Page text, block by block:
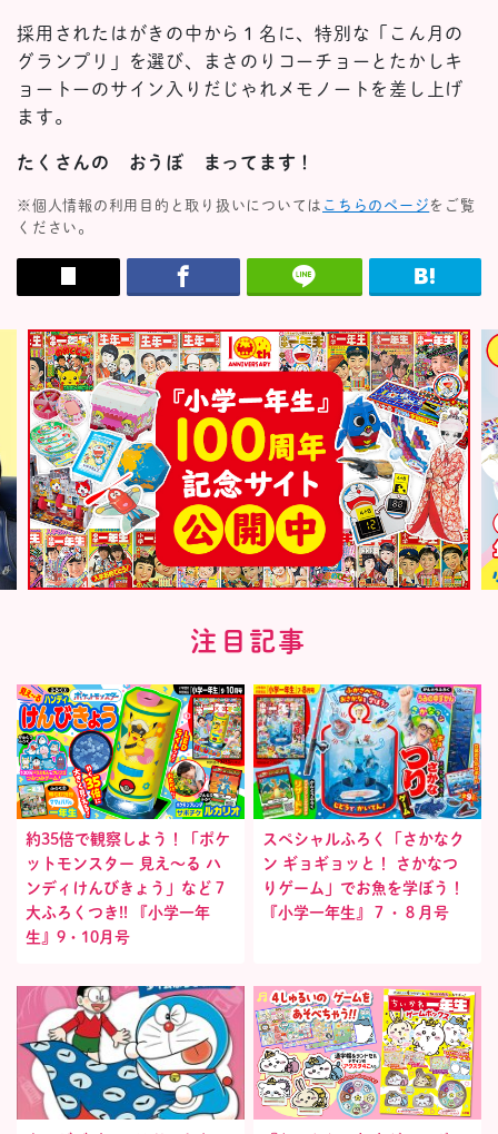
採用されたはがきの中から１名に、特別な「こん月の
グランプリ」を選び、まさのりコーチョーとたかしキ
ョートーのサイン入りだじゃれメモノートを差し上げ
ます。
たくさんの おうぼ まってます！
※個人情報の利用目的と取り扱いについては こちらのページ をご覧
ください。
注目記事
約35倍で観察しよう！「ポケ
ットモンスター 見え〜る ハ
ンディけんびきょう」など７
大ふろくつき!! 『小学一年
生』9・10月号
スペシャルふろく「さかなク
ン ギョギョッと！ さかなつ
りゲーム」でお魚を学ぼう！
『小学一年生』７・８月号